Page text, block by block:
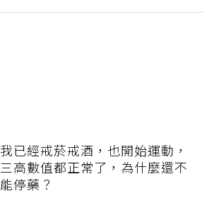
我已經戒菸戒酒，也開始運動，
三高數值都正常了，為什麼還不
能停藥？